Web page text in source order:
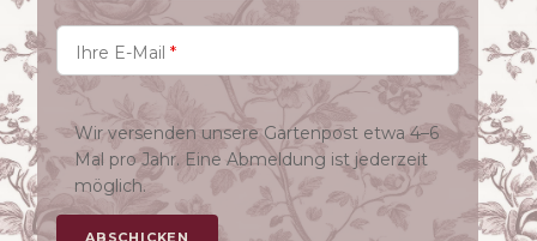
Ihre E-Mail *
Wir versenden unsere Gartenpost etwa 4–6
Mal pro Jahr. Eine Abmeldung ist jederzeit
möglich.